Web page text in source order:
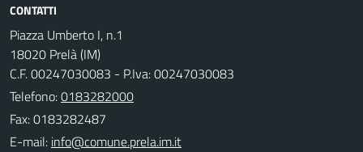
CONTATTI
Piazza Umberto I, n.1
18020 Prelà (IM)
C.F. 00247030083 - P.Iva: 00247030083
Telefono:0183282000
Fax: 0183282487
E-mail: